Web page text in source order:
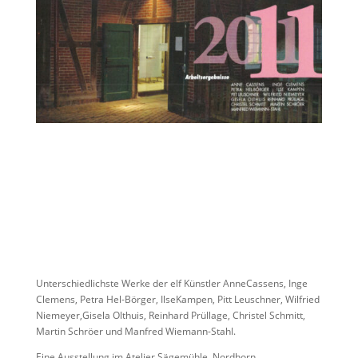
Unterschiedlichste Werke der elf Künstler AnneCassens, Inge
Clemens, Petra Hel-Börger, IlseKampen, Pitt Leuschner, Wilfried
Niemeyer,Gisela Olthuis, Reinhard Prüllage, Christel Schmitt,
Martin Schröer und Manfred Wiemann-Stahl.